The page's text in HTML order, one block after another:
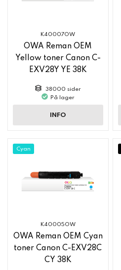
K40007OW
OWA Reman OEM
Yellow toner Canon C-
EXV28Y YE 38K
38000 sider
På lager
INFO
Cyan
K40005OW
OWA Reman OEM Cyan
toner Canon C-EXV28C
CY 38K